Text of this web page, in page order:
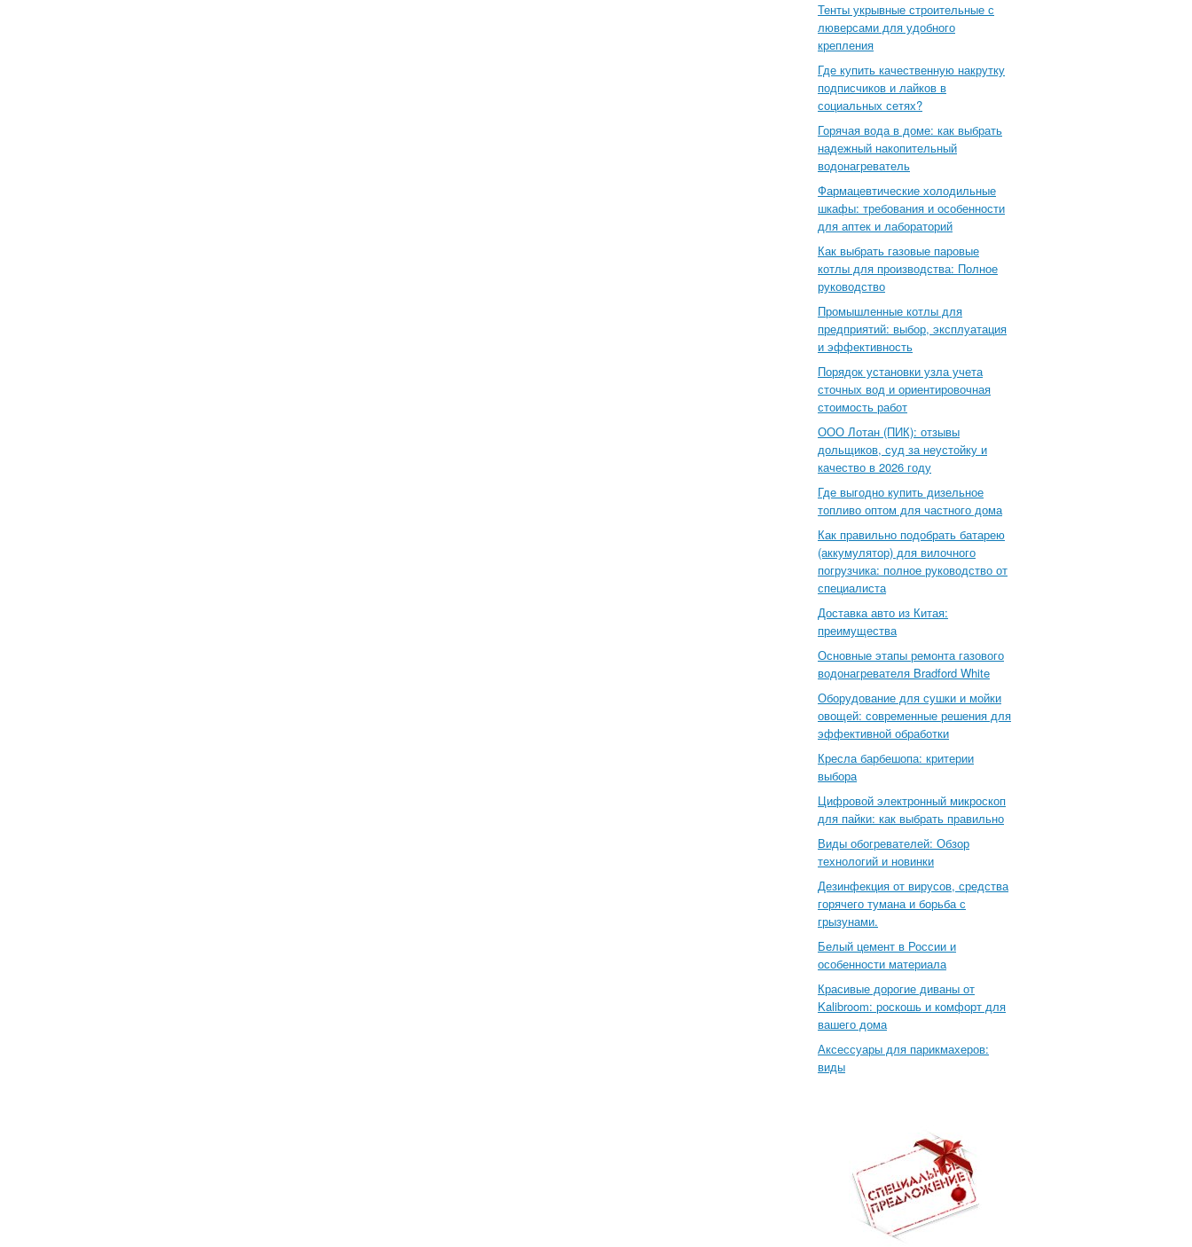
Тенты укрывные строительные с
люверсами для удобного
крепления
Где купить качественную накрутку
подписчиков и лайков в
социальных сетях?
Горячая вода в доме: как выбрать
надежный накопительный
водонагреватель
Фармацевтические холодильные
шкафы: требования и особенности
для аптек и лабораторий
Как выбрать газовые паровые
котлы для производства: Полное
руководство
Промышленные котлы для
предприятий: выбор, эксплуатация
и эффективность
Порядок установки узла учета
сточных вод и ориентировочная
стоимость работ
ООО Лотан (ПИК): отзывы
дольщиков, суд за неустойку и
качество в 2026 году
Где выгодно купить дизельное
топливо оптом для частного дома
Как правильно подобрать батарею
(аккумулятор) для вилочного
погрузчика: полное руководство от
специалиста
Доставка авто из Китая:
преимущества
Основные этапы ремонта газового
водонагревателя Bradford White
Оборудование для сушки и мойки
овощей: современные решения для
эффективной обработки
Кресла барбешопа: критерии
выбора
Цифровой электронный микроскоп
для пайки: как выбрать правильно
Виды обогревателей: Обзор
технологий и новинки
Дезинфекция от вирусов, средства
горячего тумана и борьба с
грызунами.
Белый цемент в России и
особенности материала
Красивые дорогие диваны от
Kalibroom: роскошь и комфорт для
вашего дома
Аксессуары для парикмахеров:
виды